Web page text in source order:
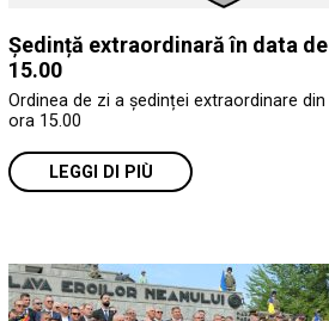
Ședință extraordinară în data
15.00
Ordinea de zi a ședinței extraordinare
ora 15.00
LEGGI DI PIÙ